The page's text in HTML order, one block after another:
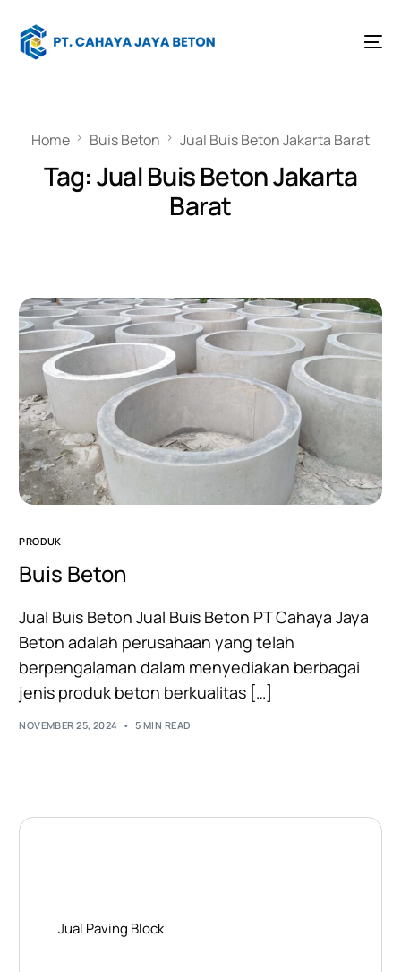
Home Buis Beton Jual Buis Beton Jakarta Barat
Tag:Jual Buis Beton Jakarta
Barat
PRODUK
Buis Beton
Jual Buis Beton Jual Buis Beton PT Cahaya Jaya
Beton adalah perusahaan yang telah
berpengalaman dalam menyediakan berbagai
jenis produk beton berkualitas […]
NOVEMBER 25, 2024 5 MIN READ
Jual Paving Block